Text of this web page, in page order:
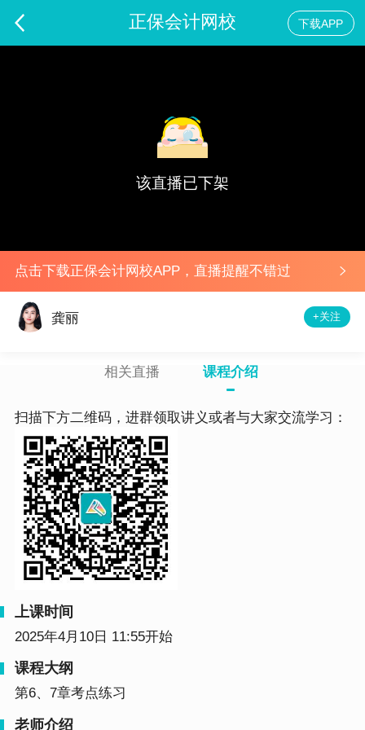
正保会计网校 下载APP
该直播已下架
点击下载正保会计网校APP，直播提醒不错过
龚丽 +关注
相关直播 课程介绍
扫描下方二维码，进群领取讲义或者与大家交流学习：
上课时间
2025年4月10日 11:55开始
课程大纲
第6、7章考点练习
老师介绍